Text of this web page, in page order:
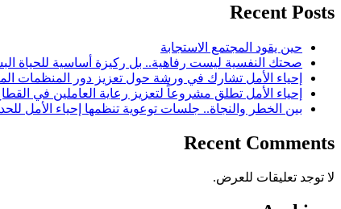
Recent Posts
حين يقود المجتمع الاستجابة
صحتك النفسية ليست رفاهية.. بل ركيزة أساسية للحياة
إحياء الأمل تشارك في ورشة حول تعزيز دور المنظمات
إحياء الأمل تطلق مشروعاً لتعزيز رعاية العاملين في
بين الخطر والنجاة.. جلسات توعوية تنظمها إحياء الأمل
Recent Comments
لا توجد تعليقات للعرض.